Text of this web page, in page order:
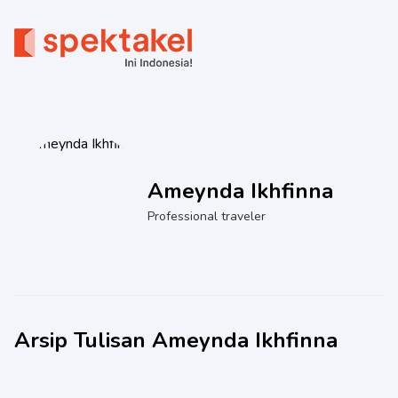
Ameynda Ikhfinna
Professional traveler
Arsip Tulisan Ameynda Ikhfinna